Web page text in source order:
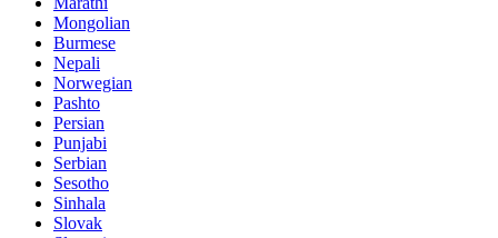
Mongolian
Burmese
Nepali
Norwegian
Pashto
Persian
Punjabi
Serbian
Sesotho
Sinhala
Slovak